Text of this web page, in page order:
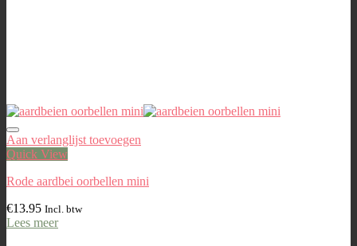
Aan verlanglijst toevoegen
Quick View
Rode aardbei oorbellen mini
€13.95 Incl. btw
Lees meer